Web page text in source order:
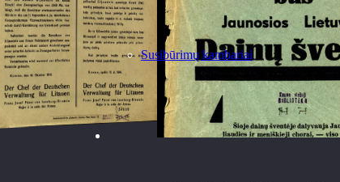
Susibūrimų kambariai